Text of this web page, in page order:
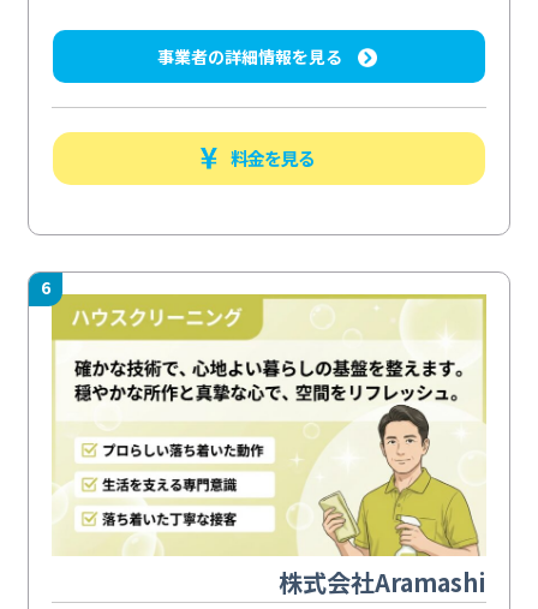
事業者の詳細情報を見る
料金を見る
6
株式会社Aramashi